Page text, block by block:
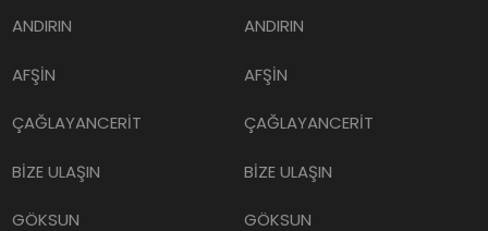
ANDIRIN
AFŞİN
ÇAĞLAYANCERİT
BİZE ULAŞIN
GÖKSUN
ANDIRIN
AFŞİN
ÇAĞLAYANCERİT
BİZE ULAŞIN
GÖKSUN